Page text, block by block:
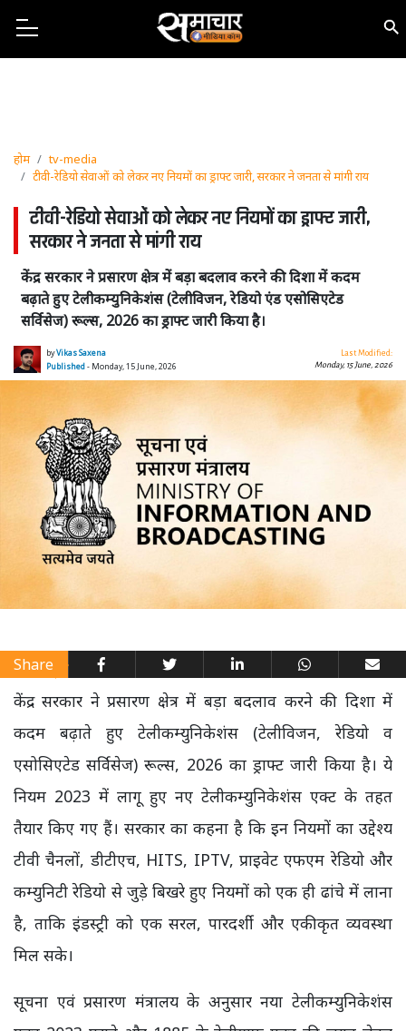
होम
tv-media
टीवी-रेडियो सेवाओं को लेकर नए नियमों का ड्राफ्ट जारी, सरकार ने जनता से मांगी राय
टीवी-रेडियो सेवाओं को लेकर नए नियमों का ड्राफ्ट जारी,
सरकार ने जनता से मांगी राय
केंद्र सरकार ने प्रसारण क्षेत्र में बड़ा बदलाव करने की दिशा में कदम
बढ़ाते हुए टेलीकम्युनिकेशंस (टेलीविजन, रेडियो एंड एसोसिएटेड
सर्विसेज) रूल्स, 2026 का ड्राफ्ट जारी किया है।
byVikas Saxena
Published- Monday, 15 June, 2026
Last Modified:
Monday, 15 June, 2026
Share
केंद्र सरकार ने प्रसारण क्षेत्र में बड़ा बदलाव करने की दिशा में
कदम बढ़ाते हुए टेलीकम्युनिकेशंस (टेलीविजन, रेडियो व
एसोसिएटेड सर्विसेज) रूल्स, 2026 का ड्राफ्ट जारी किया है। ये
नियम 2023 में लागू हुए नए टेलीकम्युनिकेशंस एक्ट के तहत
तैयार किए गए हैं। सरकार का कहना है कि इन नियमों का उद्देश्य
टीवी चैनलों, डीटीएच, HITS, IPTV, प्राइवेट एफएम रेडियो और
कम्युनिटी रेडियो से जुड़े बिखरे हुए नियमों को एक ही ढांचे में लाना
है, ताकि इंडस्ट्री को एक सरल, पारदर्शी और एकीकृत व्यवस्था
मिल सके।
सूचना एवं प्रसारण मंत्रालय के अनुसार नया टेलीकम्युनिकेशंस